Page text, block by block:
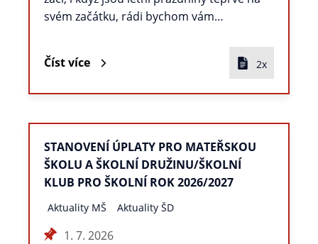
svém začátku, rádi bychom vám…
Číst více 2x
STANOVENÍ ÚPLATY PRO MATEŘSKOU
ŠKOLU A ŠKOLNÍ DRUŽINU/ŠKOLNÍ
KLUB PRO ŠKOLNÍ ROK 2026/2027
Aktuality MŠ Aktuality ŠD
1. 7. 2026